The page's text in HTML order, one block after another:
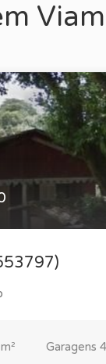
Garagens 4